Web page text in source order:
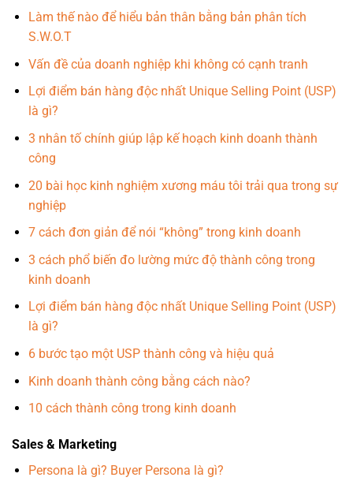
Làm thế nào để hiểu bản thân bằng bản phân tích
S.W.O.T
Vấn đề của doanh nghiệp khi không có cạnh tranh
Lợi điểm bán hàng độc nhất Unique Selling Point (USP)
là gì?
3 nhân tố chính giúp lập kế hoạch kinh doanh thành
công
20 bài học kinh nghiệm xương máu tôi trải qua trong sự
nghiệp
7 cách đơn giản để nói “không” trong kinh doanh
3 cách phổ biến đo lường mức độ thành công trong
kinh doanh
Lợi điểm bán hàng độc nhất Unique Selling Point (USP)
là gì?
6 bước tạo một USP thành công và hiệu quả
Kinh doanh thành công bằng cách nào?
10 cách thành công trong kinh doanh
Sales & Marketing
Persona là gì? Buyer Persona là gì?